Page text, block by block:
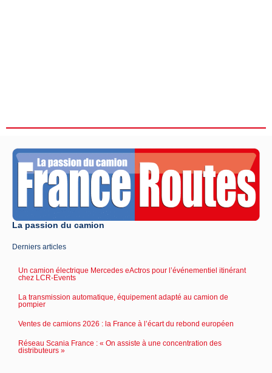
La passion du camion
Derniers articles
Un camion électrique Mercedes eActros pour l’événementiel itinérant
chez LCR-Events
La transmission automatique, équipement adapté au camion de
pompier
Ventes de camions 2026 : la France à l’écart du rebond européen
Réseau Scania France : « On assiste à une concentration des
distributeurs »